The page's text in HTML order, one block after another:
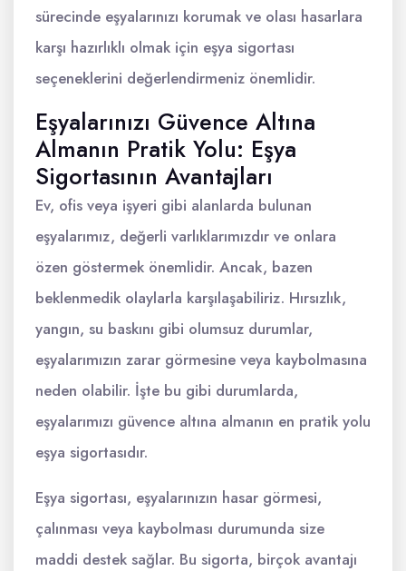
sürecinde eşyalarınızı korumak ve olası hasarlara
karşı hazırlıklı olmak için eşya sigortası
seçeneklerini değerlendirmeniz önemlidir.
Eşyalarınızı Güvence Altına
Almanın Pratik Yolu: Eşya
Sigortasının Avantajları
Ev, ofis veya işyeri gibi alanlarda bulunan
eşyalarımız, değerli varlıklarımızdır ve onlara
özen göstermek önemlidir. Ancak, bazen
beklenmedik olaylarla karşılaşabiliriz. Hırsızlık,
yangın, su baskını gibi olumsuz durumlar,
eşyalarımızın zarar görmesine veya kaybolmasına
neden olabilir. İşte bu gibi durumlarda,
eşyalarımızı güvence altına almanın en pratik yolu
eşya sigortasıdır.
Eşya sigortası, eşyalarınızın hasar görmesi,
çalınması veya kaybolması durumunda size
maddi destek sağlar. Bu sigorta, birçok avantajı